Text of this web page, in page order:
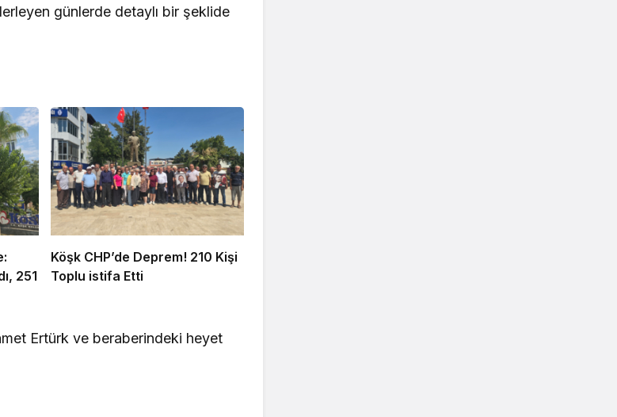
günlerde detaylı bir şeklide
251
Köşk CHP’de Deprem! 210 Kişi
Toplu istifa Etti
Ertürk ve beraberindeki heyet